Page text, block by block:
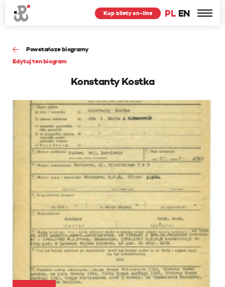
PL EN
Kup bilety on-line
Powstańcze biogramy
Edytuj ten biogram
Konstanty Kostka